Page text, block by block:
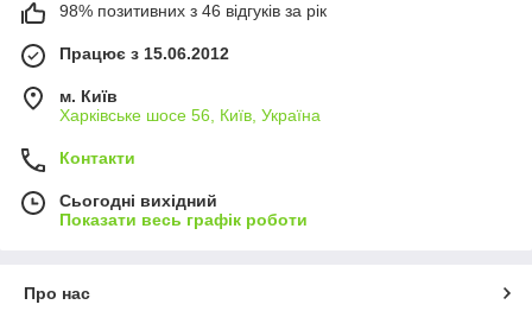
98% позитивних з 46 відгуків за рік
Працює з 15.06.2012
м. Київ
Харківське шосе 56, Київ, Україна
Контакти
Сьогодні вихідний
Показати весь графік роботи
Про нас